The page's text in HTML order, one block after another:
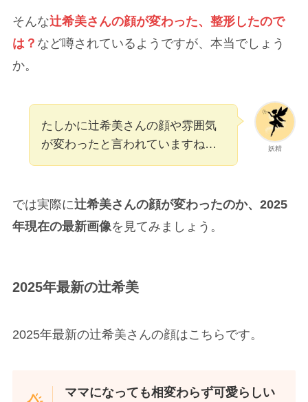
そんな辻希美さんの顔が変わった、整形したので
は？ など噂されているようですが、本当でしょう
か。
妖精
たしかに辻希美さんの顔や雰囲気
が変わったと言われていますね…
では実際に辻希美さんの顔が変わったのか、2025
年現在の最新画像を見てみましょう。
2025年最新の辻希美
2025年最新の辻希美さんの顔はこちらです。
ママになっても相変わらず可愛らしい